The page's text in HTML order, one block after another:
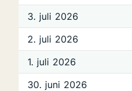
3. juli 2026
2. juli 2026
1. juli 2026
30. juni 2026